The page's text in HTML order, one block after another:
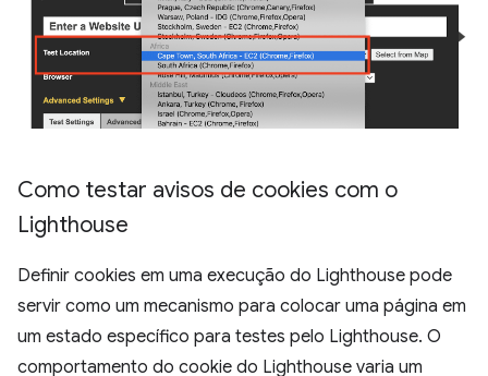
Como testar avisos de cookies com o
Lighthouse
Definir cookies em uma execução do Lighthouse pode
servir como um mecanismo para colocar uma página em
um estado específico para testes pelo Lighthouse. O
comportamento do cookie do Lighthouse varia um